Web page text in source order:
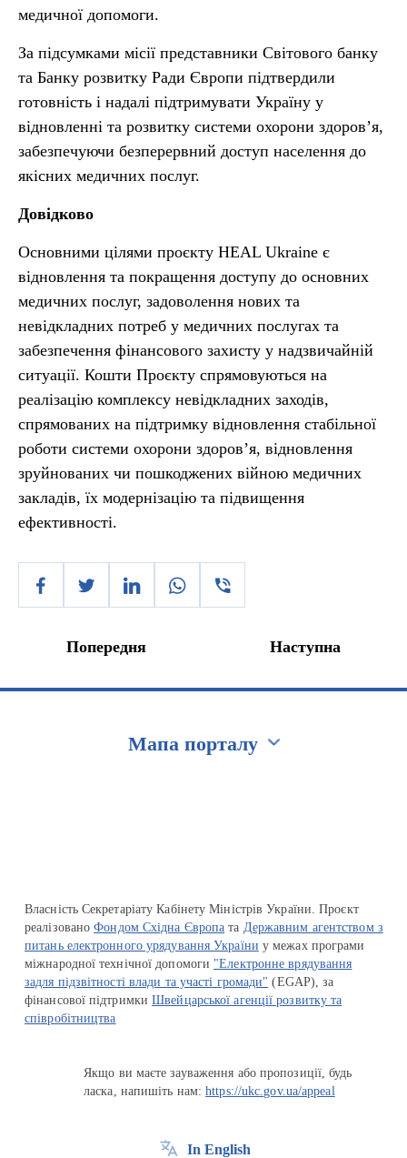
медичної допомоги.
За підсумками місії представники Світового банку
та Банку розвитку Ради Європи підтвердили
готовність і надалі підтримувати Україну у
відновленні та розвитку системи охорони здоров’я,
забезпечуючи безперервний доступ населення до
якісних медичних послуг.
Довідково
Основними цілями проєкту HEAL Ukraine є
відновлення та покращення доступу до основних
медичних послуг, задоволення нових та
невідкладних потреб у медичних послугах та
забезпечення фінансового захисту у надзвичайній
ситуації. Кошти Проєкту спрямовуються на
реалізацію комплексу невідкладних заходів,
спрямованих на підтримку відновлення стабільної
роботи системи охорони здоров’я, відновлення
зруйнованих чи пошкоджених війною медичних
закладів, їх модернізацію та підвищення
ефективності.
Попередня Наступна
Мапа порталу
Власність Секретаріату Кабінету Міністрів України. Проєкт
реалізованоФондом Східна Європа та Державним агентством з
питань електронного урядування України у межах програми
міжнародної технічної допомоги "Електронне врядування
задля підзвітності влади та участі громади" (EGAP), за
фінансової підтримкиШвейцарської агенції розвитку та
співробітництва
Якщо ви маєте зауваження або пропозиції, будь
ласка, напишіть нам:https://ukc.gov.ua/appeal
In English